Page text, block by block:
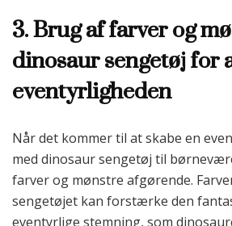
3. Brug af farver og
dinosaur sengetøj
eventyrligheden
Når det kommer til at skabe en
med dinosaur sengetøj til
farver og mønstre afgørende.
sengetøjet kan forstærke den
eventyrlige stemning, som